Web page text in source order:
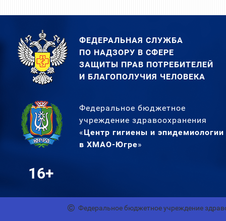
ФЕДЕРАЛЬНАЯ СЛУЖБА
ПО НАДЗОРУ В СФЕРЕ
ЗАЩИТЫ ПРАВ ПОТРЕБИТЕЛЕЙ
И БЛАГОПОЛУЧИЯ ЧЕЛОВЕКА
Федеральное бюджетное
учреждение здравоохранения
«Центр гигиены и эпидемиологии
в ХМАО-Югре»
16+
Федеральное бюджетное учреждение